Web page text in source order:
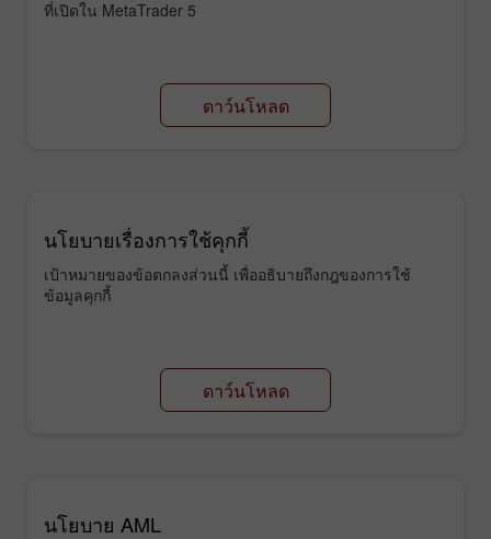
ที่เปิดใน MetaTrader 5
ดาว์นโหลด
นโยบายเรื่องการใช้คุกกี้
เป้าหมายของข้อตกลงส่วนนี้ เพื่ออธิบายถึงกฎของการใช้
ข้อมูลคุกกี้
ดาว์นโหลด
นโยบาย AML